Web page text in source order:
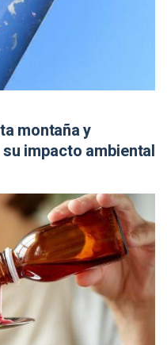
montaña y
impacto ambiental